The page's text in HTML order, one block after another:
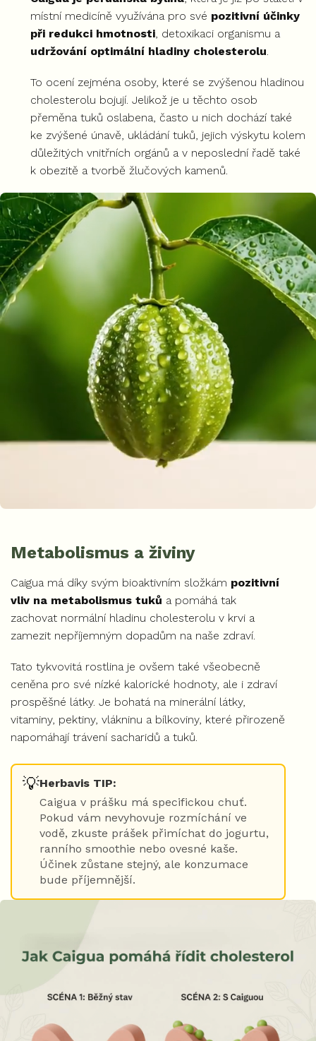
místní medicíně využívána pro své pozitivní účinky
při redukci hmotnosti , detoxikaci organismu a
udržování optimální hladiny cholesterolu
To ocení zejména osoby, které se zvýšenou hladinou
cholesterolu bojují. Jelikož je u těchto osob
přeměna tuků oslabena, často u nich dochází také
ke zvýšené únavě, ukládání tuků, jejich výskytu kolem
důležitých vnitřních orgánů a v neposlední řadě také
k obezitě a tvorbě žlučových kamenů.
Metabolismus a živiny
Caigua má díky svým bioaktivním složkám pozitivní
vliv na metabolismus tuků a pomáhá tak
zachovat normální hladinu cholesterolu v krvi a
zamezit nepříjemným dopadům na naše zdraví.
Tato tykvovitá rostlina je ovšem také všeobecně
ceněna pro své nízké kalorické hodnoty, ale i zdraví
prospěšné látky. Je bohatá na minerální látky,
vitaminy, pektiny, vlákninu a bílkoviny, které přirozeně
napomáhají trávení sacharidů a tuků.
💡Herbavis TIP:
Caigua v prášku má specifickou chuť.
Pokud vám nevyhovuje rozmíchání ve
vodě, zkuste prášek přimíchat do jogurtu,
ranního smoothie nebo ovesné kaše.
Účinek zůstane stejný, ale konzumace
bude příjemnější.